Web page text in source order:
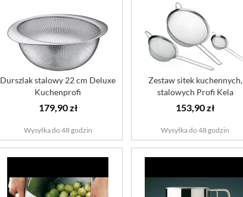
Durszlak stalowy 22 cm Deluxe
Kuchenprofi
179,90 zł
Wysyłka do 48 godzin
Zestaw sitek kuchennych,
stalowych Profi Kela
153,90 zł
Wysyłka do 48 godzin